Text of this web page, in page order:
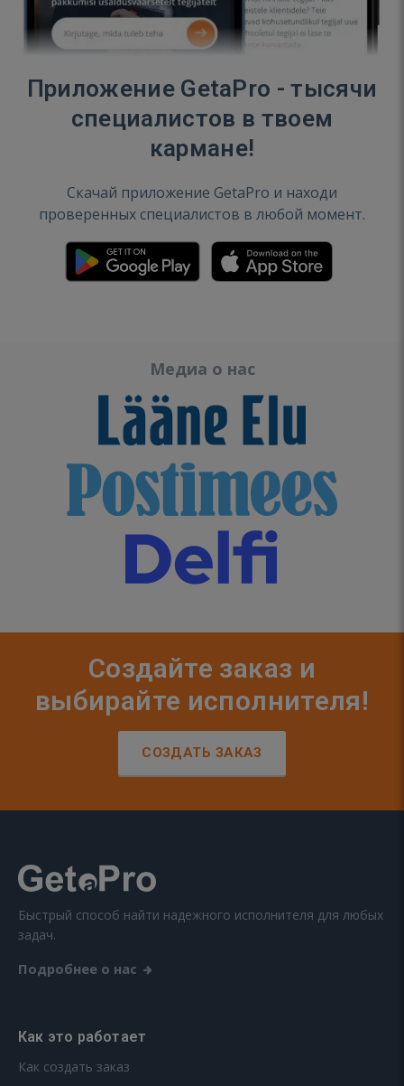
Приложение GetaPro - тысячи
специалистов в твоем
кармане!
Скачай приложение GetaPro и находи
проверенных специалистов в любой момент.
Медиа о нас
Создайте заказ и
выбирайте исполнителя!
СОЗДАТЬ ЗАКАЗ
Быстрый способ найти надежного исполнителя для любых
задач.
Подробнее о нас
Как это работает
Как создать заказ